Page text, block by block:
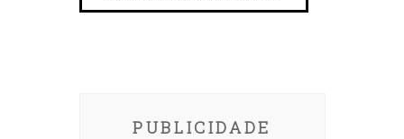
PUBLICIDADE